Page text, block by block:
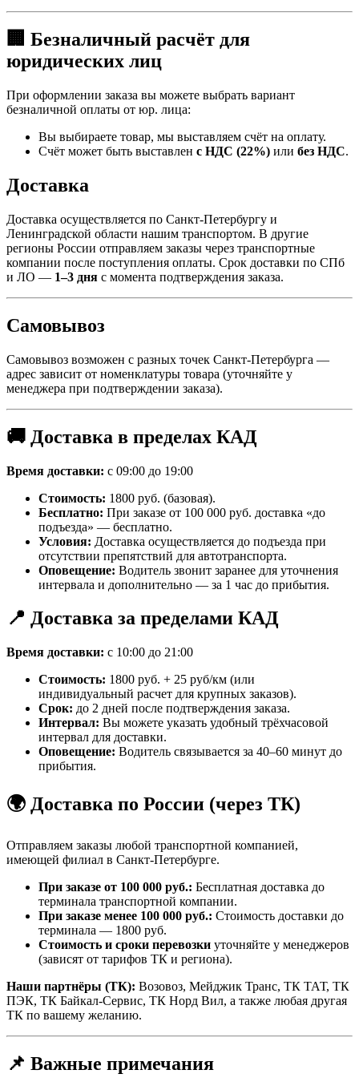
🏢 Безналичный расчёт для
юридических лиц
При оформлении заказа вы можете выбрать вариант
безналичной оплаты от юр. лица:
Вы выбираете товар, мы выставляем счёт на оплату.
Счёт может быть выставлен с НДС (22%) или без НДС.
Доставка
Доставка осуществляется по Санкт-Петербургу и
Ленинградской области нашим транспортом. В другие
регионы России отправляем заказы через транспортные
компании после поступления оплаты. Срок доставки по СПб
и ЛО — 1–3 дня с момента подтверждения заказа.
Самовывоз
Самовывоз возможен с разных точек Санкт-Петербурга —
адрес зависит от номенклатуры товара (уточняйте у
менеджера при подтверждении заказа).
🚚 Доставка в пределах КАД
Время доставки: с 09:00 до 19:00
Стоимость: 1800 руб. (базовая).
Бесплатно: При заказе от 100 000 руб. доставка «до
подъезда» — бесплатно.
Условия: Доставка осуществляется до подъезда при
отсутствии препятствий для автотранспорта.
Оповещение: Водитель звонит заранее для уточнения
интервала и дополнительно — за 1 час до прибытия.
📍 Доставка за пределами КАД
Время доставки: с 10:00 до 21:00
Стоимость: 1800 руб. + 25 руб/км (или
индивидуальный расчет для крупных заказов).
Срок: до 2 дней после подтверждения заказа.
Интервал: Вы можете указать удобный трёхчасовой
интервал для доставки.
Оповещение: Водитель связывается за 40–60 минут до
прибытия.
🌍 Доставка по России (через ТК)
Отправляем заказы любой транспортной компанией,
имеющей филиал в Санкт-Петербурге.
При заказе от 100 000 руб.: Бесплатная доставка до
терминала транспортной компании.
При заказе менее 100 000 руб.: Стоимость доставки до
терминала — 1800 руб.
Стоимость и сроки перевозки уточняйте у менеджеров
(зависят от тарифов ТК и региона).
Наши партнёры (ТК): Возовоз, Мейджик Транс, ТК ТАТ, ТК
ПЭК, ТК Байкал-Сервис, ТК Норд Вил, а также любая другая
ТК по вашему желанию.
📌 Важные примечания